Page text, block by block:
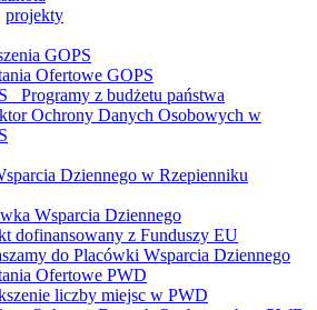
projekty
GOPS
Ofertowe GOPS
Programy z budżetu państwa
Ochrony Danych Osobowych w
Dziennego w Rzepienniku
Wsparcia Dziennego
dofinansowany z Funduszy EU
do Placówki Wsparcia Dziennego
Ofertowe PWD
liczby miejsc w PWD